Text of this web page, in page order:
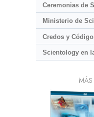
Ceremonias de
Ministerio de
Credos y
Scientology en